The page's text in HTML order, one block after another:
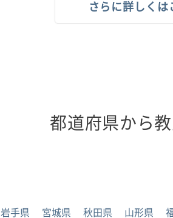
さらに詳しくは
都道府県から
岩手県 宮城県 秋田県 山形県